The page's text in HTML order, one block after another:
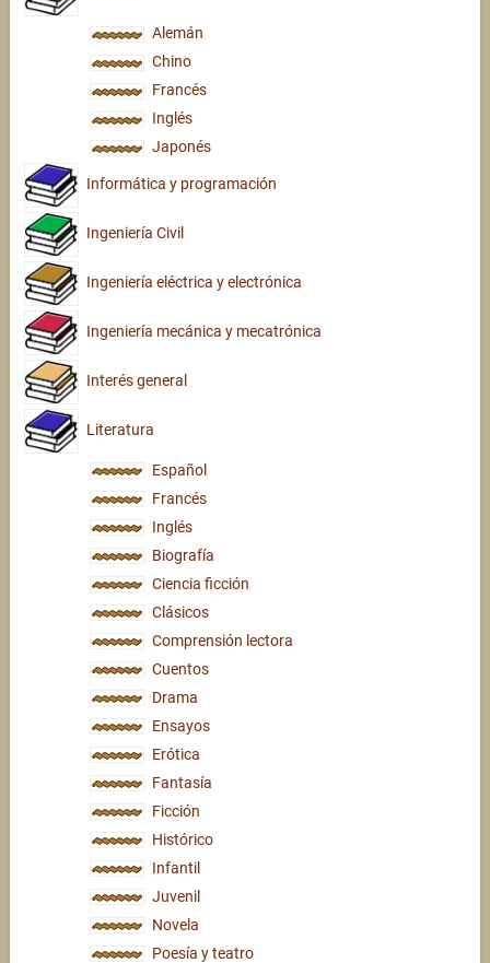
Alemán
Chino
Francés
Inglés
Japonés
Informática y programación
Ingeniería Civil
Ingeniería eléctrica y electrónica
Ingeniería mecánica y mecatrónica
Interés general
Literatura
Español
Francés
Inglés
Biografía
Ciencia ficción
Clásicos
Comprensión lectora
Cuentos
Drama
Ensayos
Erótica
Fantasía
Ficción
Histórico
Infantil
Juvenil
Novela
Poesía y teatro